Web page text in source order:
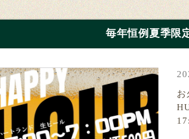
毎年恒例夏季限
お